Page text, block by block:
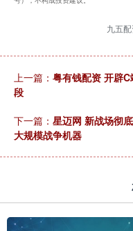
九五
上一篇： 粤有钱配资 开辟
段
下一篇： 星迈网 新战场彻
大规模战争机器